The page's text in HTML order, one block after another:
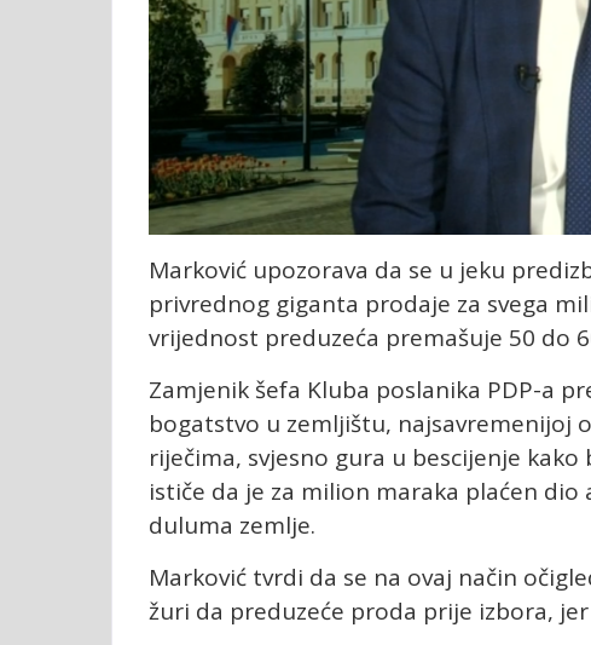
Marković upozorava da se u jeku
privrednog giganta prodaje za svega
vrijednost preduzeća premašuje 50 do
Zamjenik šefa Kluba poslanika PDP-a
bogatstvo u zemljištu, najsavremenijoj
riječima, svjesno gura u bescijenje
ističe da je za milion maraka plaćen
duluma zemlje.
Marković tvrdi da se na ovaj način
žuri da preduzeće proda prije izbora,